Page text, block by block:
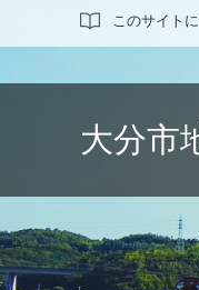
このサイト
サイト内検索
大分市